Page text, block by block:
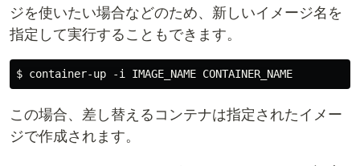
ジを使いたい場合などのため、新しいイメージ名を
指定して実行することもできます。
この場合、差し替えるコンテナは指定されたイメー
ジで作成されます。